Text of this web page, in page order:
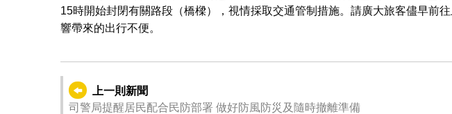
15時開始封閉有關路段（橋樑），視情採取交通管制措施。請廣大旅客儘早前
響帶來的出行不便。
上一則新聞
司警局提醒居民配合民防部署 做好防風防災及隨時撤離準備